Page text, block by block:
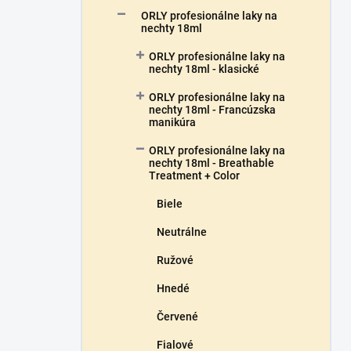
ORLY profesionálne laky na
nechty 18ml
ORLY profesionálne laky na
nechty 18ml - klasické
ORLY profesionálne laky na
nechty 18ml - Francúzska
manikúra
ORLY profesionálne laky na
nechty 18ml - Breathable
Treatment + Color
Biele
Neutrálne
Ružové
Hnedé
Červené
Fialové